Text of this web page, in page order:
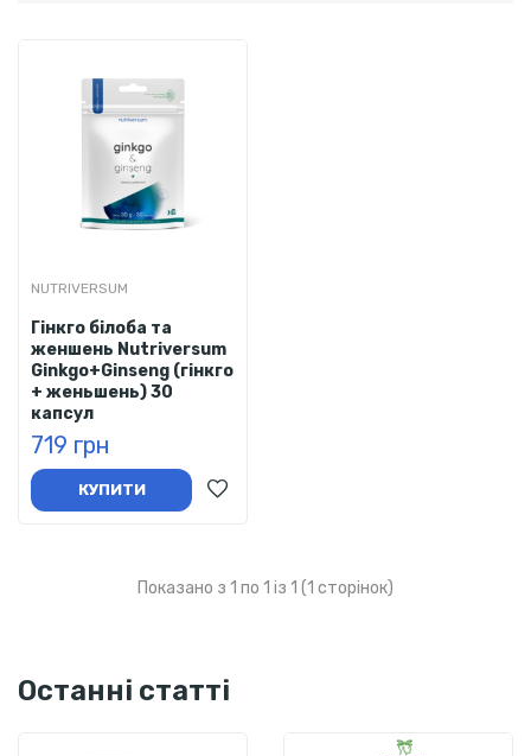
NUTRIVERSUM
Гінкго білоба та
женшень Nutriversum
Ginkgo+Ginseng (гінкго
+ женьшень) 30
капсул
719 грн
КУПИТИ
Показано з 1 по 1 із 1 (1 сторінок)
Останні статті